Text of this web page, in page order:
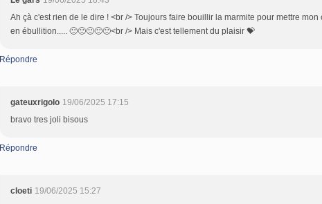
Ah çà c'est rien de le dire ! <br /> Toujours faire bouillir la marmite pour mettre mon
en ébullition..... 🙂🙂🙂🙂🙂<br /> Mais c'est tellement du plaisir 💝
Répondre
gateuxrigolo 19/06/2025 17:15
bravo tres joli bisous
Répondre
cloeti 19/06/2025 15:27